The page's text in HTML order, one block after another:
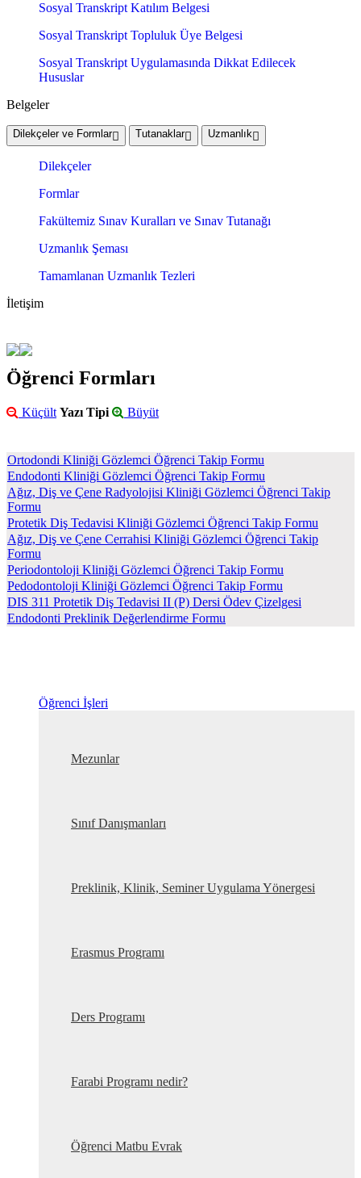
Sosyal Transkript Katılım Belgesi
Sosyal Transkript Topluluk Üye Belgesi
Sosyal Transkript Uygulamasında Dikkat Edilecek
Hususlar
Belgeler
Dilekçeler ve Formlar Tutanaklar Uzmanlık
Dilekçeler
Formlar
Fakültemiz Sınav Kuralları ve Sınav Tutanağı
Uzmanlık Şeması
Tamamlanan Uzmanlık Tezleri
İletişim
Öğrenci Formları
Küçült Yazı Tipi Büyüt
Ortodondi Kliniği Gözlemci Öğrenci Takip Formu
Endodonti Kliniği Gözlemci Öğrenci Takip Formu
Ağız, Diş ve Çene Radyolojisi Kliniği Gözlemci Öğrenci Takip
Formu
Protetik Diş Tedavisi Kliniği Gözlemci Öğrenci Takip Formu
Ağız, Diş ve Çene Cerrahisi Kliniği Gözlemci Öğrenci Takip
Formu
Periodontoloji Kliniği Gözlemci Öğrenci Takip Formu
Pedodontoloji Kliniği Gözlemci Öğrenci Takip Formu
DIS 311 Protetik Diş Tedavisi II (P) Dersi Ödev Çizelgesi
Endodonti Preklinik Değerlendirme Formu
Öğrenci İşleri
Mezunlar
Sınıf Danışmanları
Preklinik, Klinik, Seminer Uygulama Yönergesi
Erasmus Programı
Ders Programı
Farabi Programı nedir?
Öğrenci Matbu Evrak